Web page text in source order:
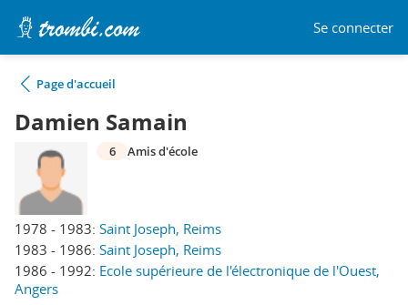
Se connecter
Page d'accueil
Damien Samain
1978 - 1983: Saint Joseph, Reims
1983 - 1986: Saint Joseph, Reims
1986 - 1992: Ecole supérieure de l'électronique de l'Ouest,
Angers
6 Amis d'école